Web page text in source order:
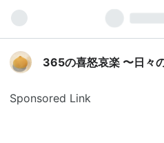
365の喜怒哀楽 〜日々
Sponsored Link